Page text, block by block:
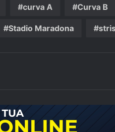
curva A Curva B
Stadio Maradona